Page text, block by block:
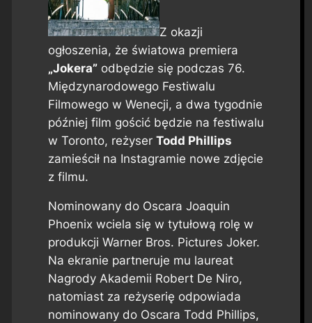
Z okazji
ogłoszenia, że światowa premiera
„Jokera”odbędzie się podczas 76.
Międzynarodowego Festiwalu
Filmowego w Wenecji, a dwa tygodnie
później film gościć będzie na festiwalu
w Toronto, reżyser Todd Phillips
zamieścił na Instagramie nowe zdjęcie
z filmu.
Nominowany do Oscara Joaquin
Phoenix wciela się w tytułową rolę w
produkcji Warner Bros. Pictures Joker.
Na ekranie partneruje mu laureat
Nagrody Akademii Robert De Niro,
natomiast za reżyserię odpowiada
nominowany do Oscara Todd Phillips,